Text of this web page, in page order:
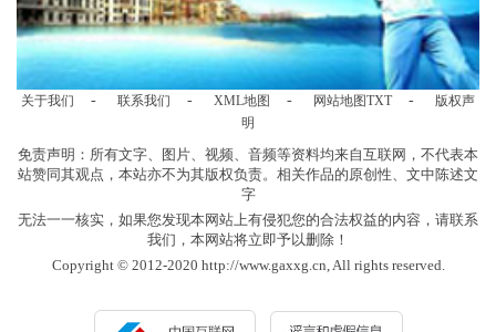
关于我们 - 联系我们 - XML地图 - 网站地图TXT -
版权声
明
免责声明：所有文字、图片、视频、音频等资料均来自互联网，不代表本
站赞同其观点，本站亦不为其版权负责。相关作品的原创性、文中陈述文
字
无法一一核实，如果您发现本网站上有侵犯您的合法权益的内容，请联系
我们，本网站将立即予以删除！
Copyright © 2012-2020 http://www.gaxxg.cn, All rights reserved.